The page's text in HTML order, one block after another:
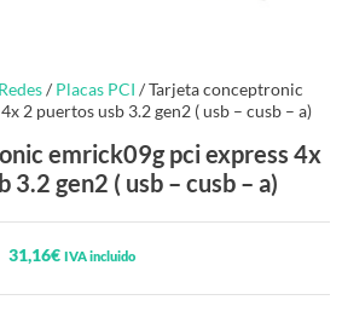
Redes/ Placas PCI / Tarjeta conceptronic
2 puertos usb 3.2 gen2 ( usb – cusb – a)
emrick09g pci express 4x
3.2 gen2 ( usb – cusb – a)
31,16€ IVA incluido